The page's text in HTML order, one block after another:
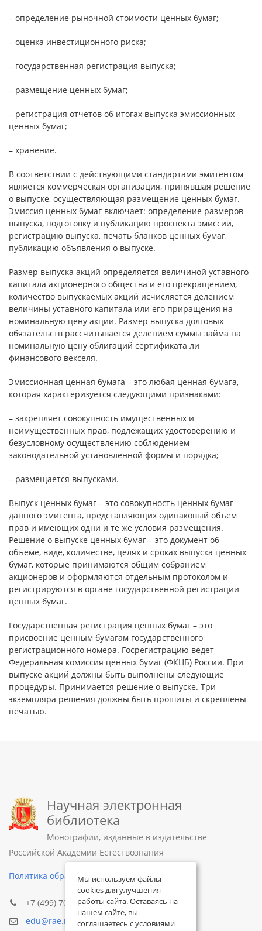
– определение рыночной стоимости ценных бумаг;
– оценка инвестиционного риска;
– государственная регистрация выпуска;
– размещение ценных бумаг;
– регистрация отчетов об итогах выпуска эмиссионных
ценных бумаг;
– хранение.
В соответствии с действующими стандартами эмитентом
является коммерческая организация, принявшая решение
о выпуске, осуществляющая размещение ценных бумаг.
Эмиссия ценных бумаг включает: определение размеров
выпуска, подготовку и публикацию проспекта эмиссии,
регистрацию выпуска, печать бланков ценных бумаг,
публикацию объявления о выпуске.
Размер выпуска акций определяется величиной уставного
капитала акционерного общества и его прекращением,
количество выпускаемых акций исчисляется делением
величины уставного капитала или его приращения на
номинальную цену акции. Размер выпуска долговых
обязательств рассчитывается делением суммы займа на
номинальную цену облигаций сертификата ли
финансового векселя.
Эмиссионная ценная бумага – это любая ценная бумага,
которая характеризуется следующими признаками:
– закрепляет совокупность имущественных и
неимущественных прав, подлежащих удостоверению и
безусловному осуществлению соблюдением
законодательной установленной формы и порядка;
– размещается выпусками.
Выпуск ценных бумаг – это совокупность ценных бумаг
данного эмитента, представляющих одинаковый объем
прав и имеющих одни и те же условия размещения.
Решение о выпуске ценных бумаг – это документ об
объеме, виде, количестве, целях и сроках выпуска ценных
бумаг, которые принимаются общим собранием
акционеров и оформляются отдельным протоколом и
регистрируются в органе государственной регистрации
ценных бумаг.
Государственная регистрация ценных бумаг – это
присвоение ценным бумагам государственного
регистрационного номера. Госрегистрацию ведет
Федеральная комиссия ценных бумаг (ФКЦБ) России. При
выпуске акций должны быть выполнены следующие
процедуры. Принимается решение о выпуске. Три
экземпляра решения должны быть прошиты и скреплены
печатью.
Научная электронная
библиотека
Монографии, изданные в издательстве
Российской Академии Естествознания
Политика обработки персональных данных
+7 (499) 705-72-30
edu@rae.ru
Мы используем файлы
cookies для улучшения
работы сайта. Оставаясь на
нашем сайте, вы
соглашаетесь с условиями